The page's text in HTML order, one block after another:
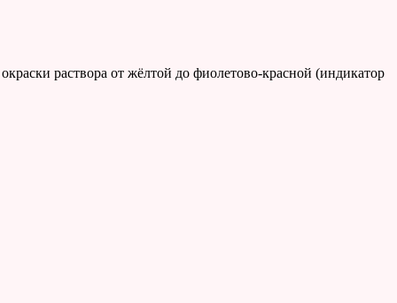
раствора от жёлтой до фиолетово-красной (индикатор